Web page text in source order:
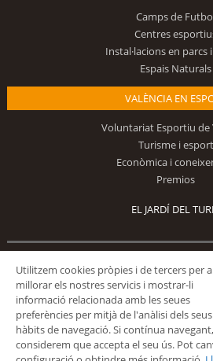
Camps de
Centres
Instal·lacions en parcs
Espais Naturals
VALÈNCIA EN
Voluntariat Esportiu de
Turisme i esport
Econòmica i
Premios
EL JARDÍ DEL
Utilitzem cookies pròpies i de tercers per a
millorar els nostres servicis i mostrar-li
informació relacionada amb les seues
preferències per mitjà de l'anàlisi dels seus
hàbits de navegació. Si contínua navegant,
considerem que accepta el seu ús. Pot